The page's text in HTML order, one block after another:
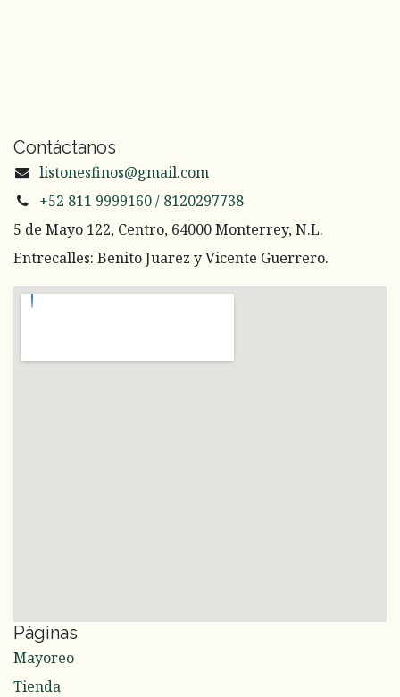
Contáctanos
listonesfinos@gmail.com
+52 811 9999160 / 8120297738
5 de Mayo 122, Centro, 64000 Monterrey, N.L.
Entrecalles: Benito Juarez y Vicente Guerrero.
Páginas
Mayoreo
Tienda